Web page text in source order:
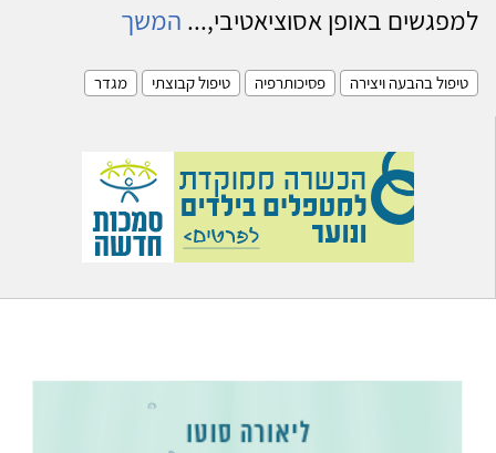
למפגשים באופן אסוציאטיבי,... המשך
טיפול בהבעה ויצירה פסיכותרפיה טיפול קבוצתי מגדר